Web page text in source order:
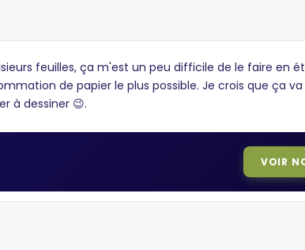
feuilles, ça m'est un peu difficile de le faire en
de papier le plus possible. Je crois que ça
à dessiner 😉.
VOIR